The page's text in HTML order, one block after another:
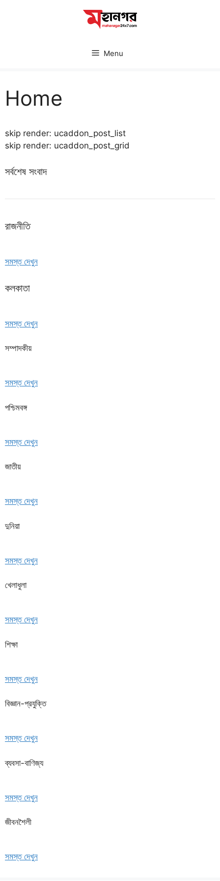
Menu
Home
skip render: ucaddon_post_list
skip render: ucaddon_post_grid
সর্বশেষ সংবাদ
রাজনীতি
সমস্ত দেখুন
কলকাতা
সমস্ত দেখুন
সম্পাদকীয়
সমস্ত দেখুন
পশ্চিমবঙ্গ
সমস্ত দেখুন
জাতীয়
সমস্ত দেখুন
দুনিয়া
সমস্ত দেখুন
খেলাধুলা
সমস্ত দেখুন
শিক্ষা
সমস্ত দেখুন
বিজ্ঞান-প্রযুক্তি
সমস্ত দেখুন
ব্যবসা-বাণিজ্য
সমস্ত দেখুন
জীবনশৈলী
সমস্ত দেখুন